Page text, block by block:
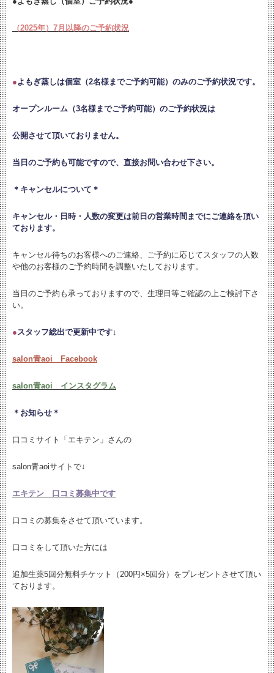
（2025年）7月以降のご予約状況
●よもぎ蒸しは個室（2名様までご予約可能）のみのご予約状況です。
オープンルーム（3名様までご予約可能）のご予約状況は
公開させて頂いておりません。
当日のご予約も可能ですので、直接お問い合わせ下さい。
＊キャンセルについて＊
キャンセル・日時・人数の変更は前日の営業時間までにご連絡を頂い
ております。
キャンセル待ちのお客様へのご連絡、ご予約に応じてスタッフの人数
や他のお客様のご予約時間を調整いたしております。
当日のご予約も承っておりますので、生理日等ご確認の上ご検討下さ
い。
●スタッフ総出で更新中です↓
salon青aoi Facebook
salon青aoi インスタグラム
＊お知らせ＊
口コミサイト「エキテン」さんの
salon青aoiサイトで↓
エキテン 口コミ募集中です
口コミの募集をさせて頂いています。
口コミをして頂いた方には
追加生薬5回分無料チケット（200円×5回分）をプレゼントさせて頂い
ております。